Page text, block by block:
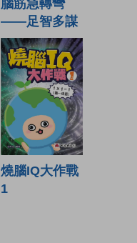
腦筋急轉彎
——足智多謀
燒腦IQ大作戰
1